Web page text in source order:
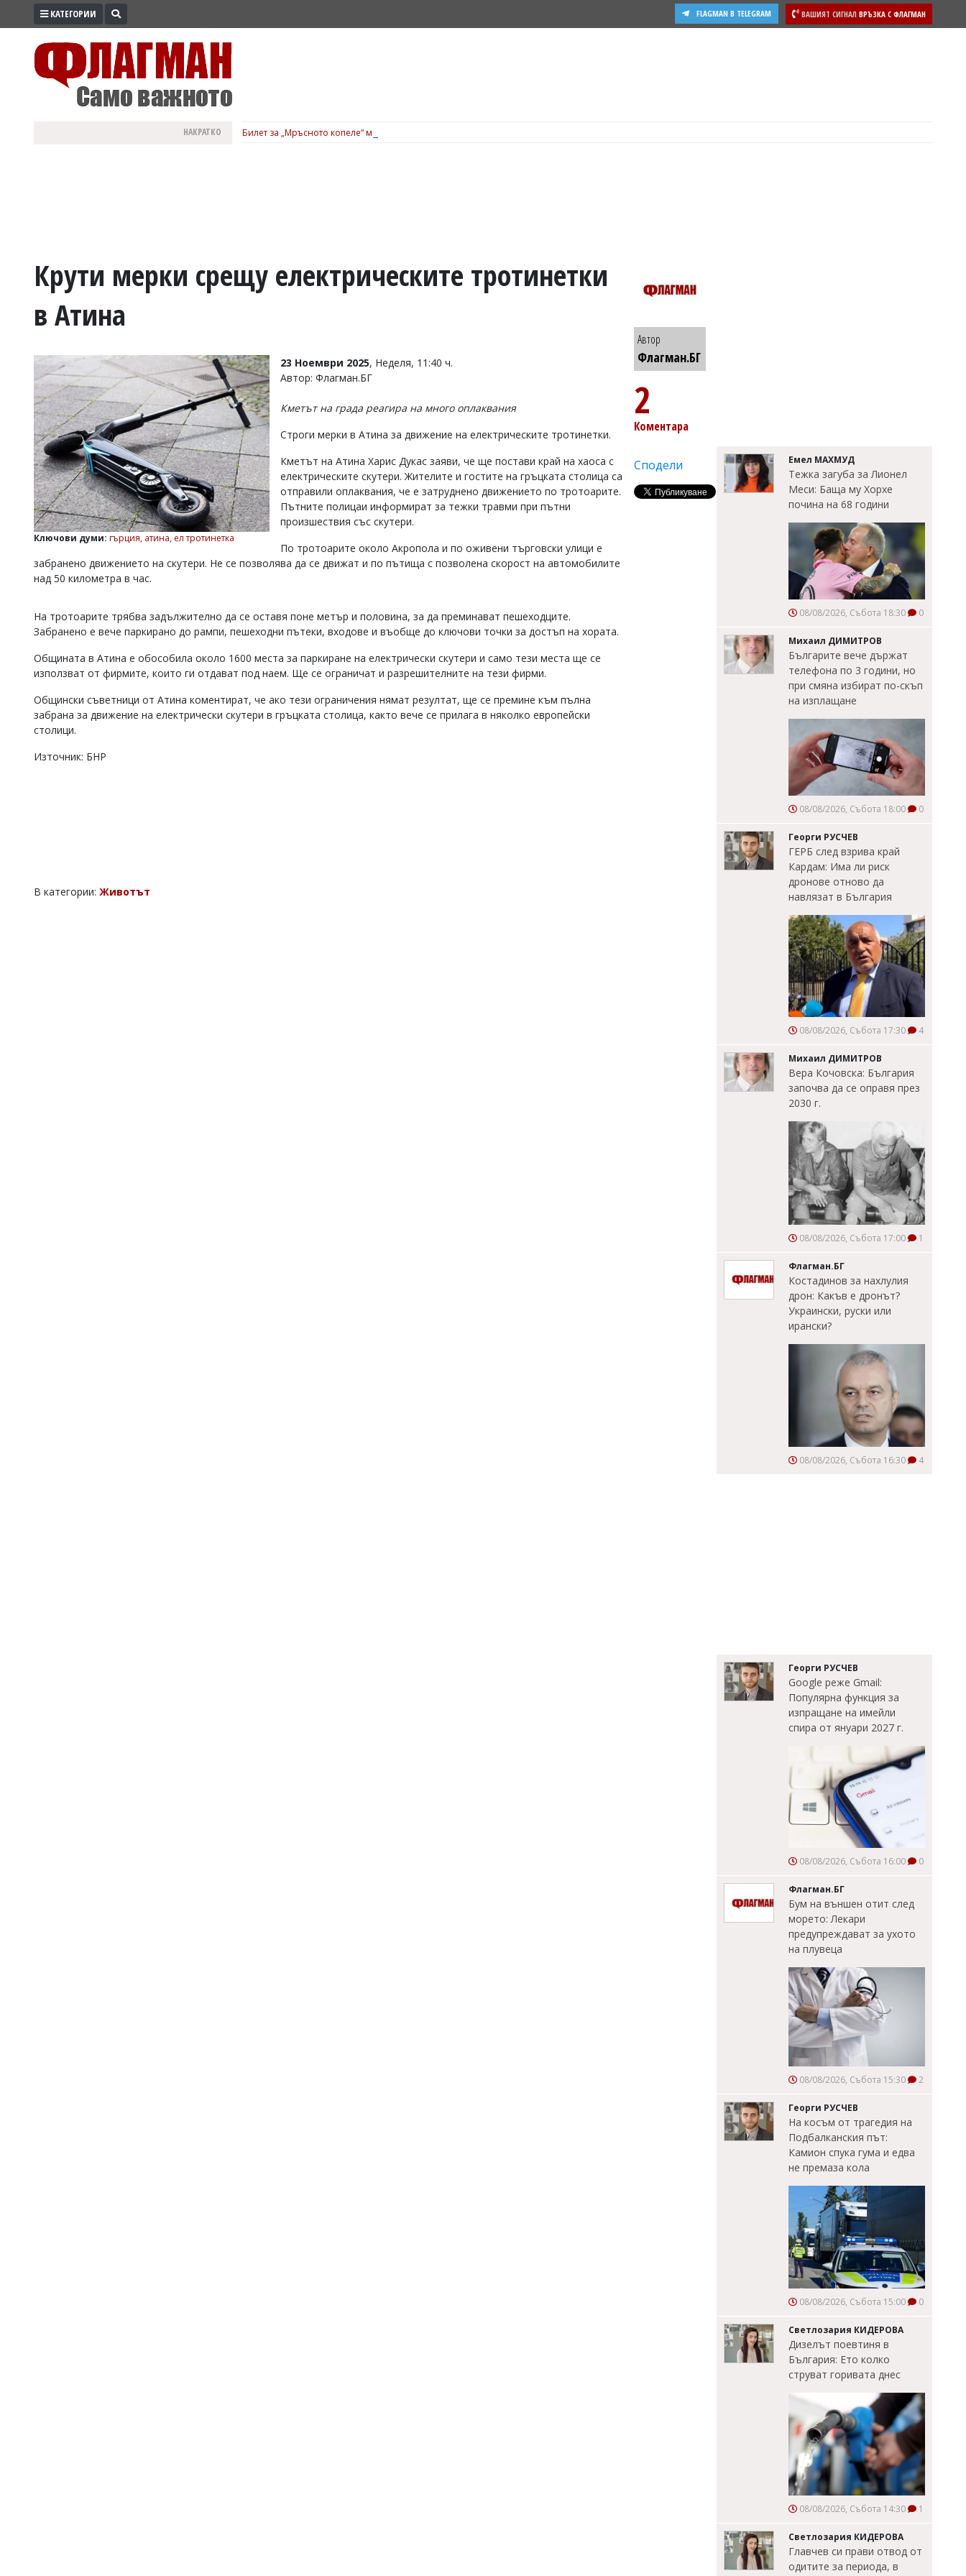
ПРОМО
ВОЙНАТА
УКРАЙНА
РАЗСЛЕДВАНЕ
БИЗНЕС
Управители:
Веселин
Василев,
v.vasilev@flagman.bg
Касабова,
k.kassabova@flagman.bg
Главен
редактор:
office@flagman.bg
Коментарите
въвеждат
читателите
редакцията
КАТЕГОРИИ ВАШИЯТ СИГНАЛ ВРЪЗКА С ФЛАГМАН
FLAGMAN В TELEGRAM
НАКРАТКО Билет за „Мръсното копеле“ може да ви спечели вечеря за 200 евро в Dock 5, вижте подробности
Крути мерки срещу електрическите тротинетки
в Атина
Ключови думи: гърция, атина, ел тротинетка
23 Ноември 2025, Неделя, 11:40 ч.
Автор: Флагман.БГ
Кметът на града реагира на много оплаквания
Строги мерки в Атина за движение на електрическите тротинетки.
Кметът на Атина Харис Дукас заяви, че ще постави край на хаоса с
електрическите скутери. Жителите и гостите на гръцката столица са
отправили оплаквания, че е затруднено движението по тротоарите.
Пътните полицаи информират за тежки травми при пътни
произшествия със скутери.
По тротоарите около Акропола и по оживени търговски улици е
забранено движението на скутери. Не се позволява да се движат и по пътища с позволена скорост на автомобилите
над 50 километра в час.
На тротоарите трябва задължително да се оставя поне метър и половина, за да преминават пешеходците.
Забранено е вече паркирано до рампи, пешеходни пътеки, входове и въобще до ключови точки за достъп на хората.
Общината в Атина е обособила около 1600 места за паркиране на електрически скутери и само тези места ще се
използват от фирмите, които ги отдават под наем. Ще се ограничат и разрешителните на тези фирми.
Общински съветници от Атина коментират, че ако тези ограничения нямат резултат, ще се премине към пълна
забрана за движение на електрически скутери в гръцката столица, както вече се прилага в няколко европейски
столици.
Източник: БНР
В категории: Животът
Автор
Флагман.БГ
2
Коментара
Сподели Емел МАХМУД
Тежка загуба за Лионел
Меси: Баща му Хорхе
почина на 68 години
08/08/2026, Събота 18:30 0
Михаил ДИМИТРОВ
Българите вече държат
телефона по 3 години, но
при смяна избират по-скъп
на изплащане
08/08/2026, Събота 18:00 0
Георги РУСЧЕВ
ГЕРБ след взрива край
Кардам: Има ли риск
дронове отново да
навлязат в България
08/08/2026, Събота 17:30 4
Михаил ДИМИТРОВ
Вера Кочовска: България
започва да се оправя през
2030 г.
08/08/2026, Събота 17:00 1
Флагман.БГ
Костадинов за нахлулия
дрон: Какъв е дронът?
Украински, руски или
ирански?
08/08/2026, Събота 16:30 4
Георги РУСЧЕВ
Google реже Gmail:
Популярна функция за
изпращане на имейли
спира от януари 2027 г.
08/08/2026, Събота 16:00 0
Флагман.БГ
Бум на външен отит след
морето: Лекари
предупреждават за ухото
на плувеца
08/08/2026, Събота 15:30 2
Георги РУСЧЕВ
На косъм от трагедия на
Подбалканския път:
Камион спука гума и едва
не премаза кола
08/08/2026, Събота 15:00 0
Светлозария КИДЕРОВА
Дизелът поевтиня в
България: Ето колко
струват горивата днес
08/08/2026, Събота 14:30 1
Светлозария КИДЕРОВА
Главчев си прави отвод от
одитите за периода, в